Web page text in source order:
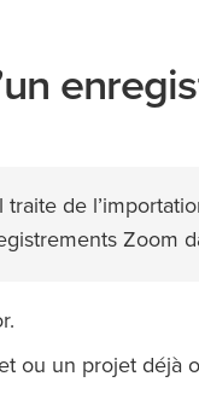
traite de
Zoom
ou un projet déjà